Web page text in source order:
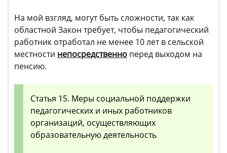
На мой взгляд, могут быть сложности, так как
областной Закон требует, чтобы педагогический
работник отработал не менее 10 лет в сельской
местности непосредственно перед выходом на
пенсию.
Статья 15. Меры социальной поддержки
педагогических и иных работников
организаций, осуществляющих
образовательную деятельность